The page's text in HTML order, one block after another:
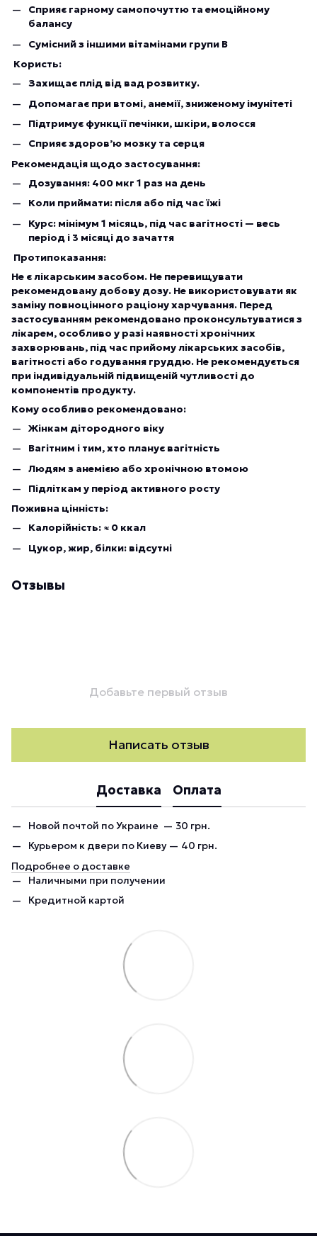
Сприяє гарному самопочуттю та емоційному
балансу
Сумісний з іншими вітамінами групи B
Користь:
Захищає плід від вад розвитку.
Допомагає при втомі, анемії, зниженому імунітеті
Підтримує функції печінки, шкіри, волосся
Сприяє здоров’ю мозку та серця
Рекомендація щодо застосування:
Дозування: 400 мкг 1 раз на день
Коли приймати: після або під час їжі
Курс: мінімум 1 місяць, під час вагітності — весь
період і 3 місяці до зачаття
Протипоказання:
Не є лікарським засобом. Не перевищувати
рекомендовану добову дозу. Не використовувати як
заміну повноцінного раціону харчування. Перед
застосуванням рекомендовано проконсультуватися з
лікарем, особливо у разі наявності хронічних
захворювань, під час прийому лікарських засобів,
вагітності або годування груддю. Не рекомендується
при індивідуальній підвищеній чутливості до
компонентів продукту.
Кому особливо рекомендовано:
Жінкам дітородного віку
Вагітним і тим, хто планує вагітність
Людям з анемією або хронічною втомою
Підліткам у період активного росту
Поживна цінність:
Калорійність: ≈ 0 ккал
Цукор, жир, білки: відсутні
Отзывы
Добавьте первый отзыв
Написать отзыв
Доставка Оплата
Новой почтой по Украине — 30 грн.
Курьером к двери по Киеву — 40 грн.
Подробнее о доставке
Наличными при получении
Кредитной картой